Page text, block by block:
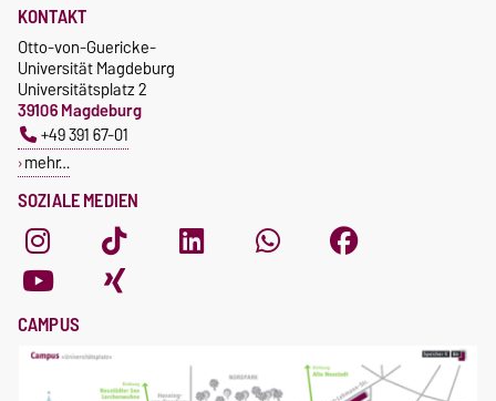
SOZIALE MEDIEN
KONTAKT
Otto-von-Guericke-
Universität Magdeburg
Universitätsplatz 2
39106 Magdeburg
+49 391 67-01
mehr…
CAMPUS